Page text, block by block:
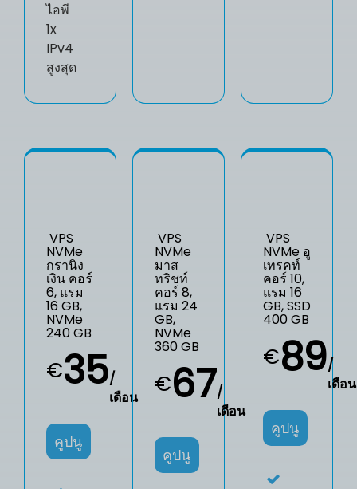
ไอพี
1x
IPv4
สูงสุด
VPS
NVMe
กรานิง
เงิน คอร์
6, แรม
16 GB,
NVMe
240 GB
€35/
เดือน
คูปนู
VPS
NVMe
มาส
ทริชท์
คอร์ 8,
แรม 24
GB,
NVMe
360 GB
€67/
เดือน
คูปนู
VPS
NVMe อู
เทรคท์
คอร์ 10,
แรม 16
GB, SSD
400 GB
€89/
เดือน
คูปนู